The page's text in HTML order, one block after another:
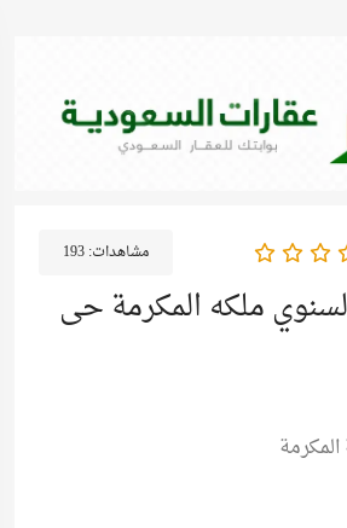
للايجار السنوي ملكه المكرمة حى العوالى
مشاهدات:193
ملكه المكرمة حى